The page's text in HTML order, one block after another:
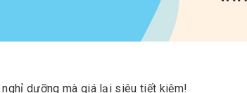
nghỉ dưỡng mà giá lại siêu tiết kiệm!